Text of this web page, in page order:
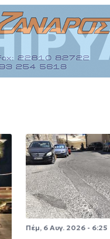
Πέμ, 6 Αυγ. 2026 - 6:25